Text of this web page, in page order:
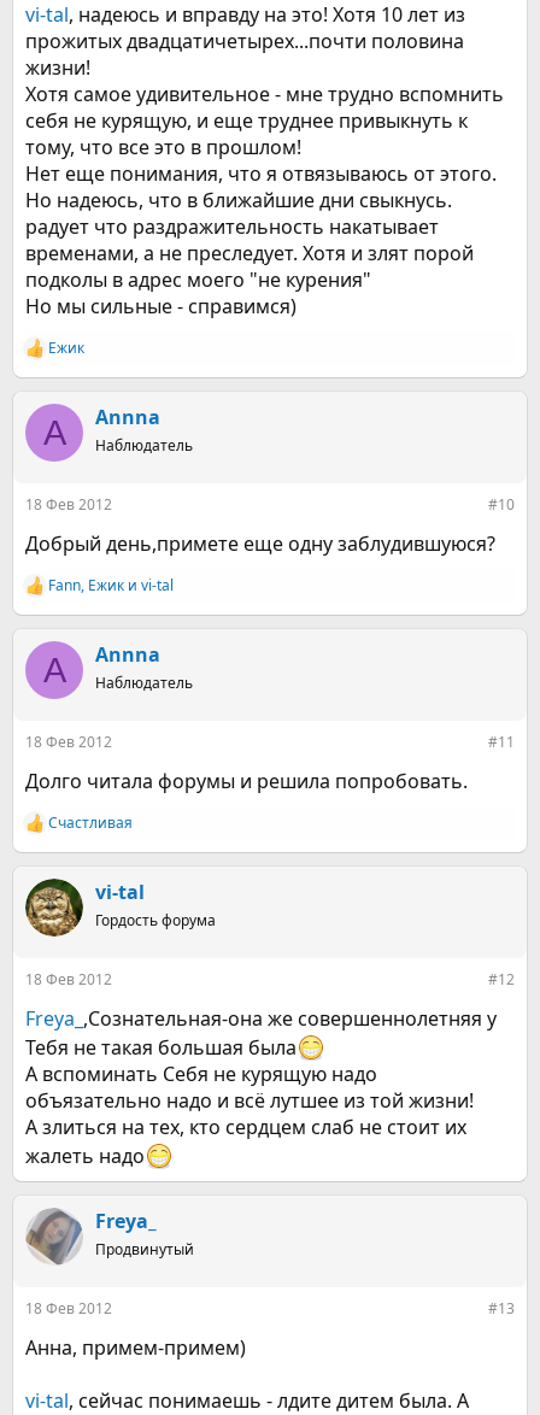
vi-tal, надеюсь и вправду на это! Хотя 10 лет из
прожитых двадцатичетырех...почти половина
жизни!
Хотя самое удивительное - мне трудно вспомнить
себя не курящую, и еще труднее привыкнуть к
тому, что все это в прошлом!
Нет еще понимания, что я отвязываюсь от этого.
Но надеюсь, что в ближайшие дни свыкнусь.
радует что раздражительность накатывает
временами, а не преследует. Хотя и злят порой
подколы в адрес моего "не курения"
Но мы сильные - справимся)
Р
е
к
ц
и
Ежик
A Annna
Наблюдатель
18 Фев 2012 #10
Добрый день,примете еще одну заблудившуюся?
Р
е
к
ц
и
Fann, Ежик и vi-tal
A Annna
Наблюдатель
18 Фев 2012 #11
Долго читала форумы и решила попробовать.
Р
е
к
ц
и
Счастливая
vi-tal
Гордость форума
18 Фев 2012 #12
Freya_ ,Сознательная-она же совершеннолетняя у
Тебя не такая большая была
А вспоминать Себя не курящую надо
объязательно надо и всё лутшее из той жизни!
А злиться на тех, кто сердцем слаб не стоит их
жалеть надо
Freya_
Продвинутый
18 Фев 2012 #13
Анна, примем-примем)
vi-tal, сейчас понимаешь - лдите дитем была. А